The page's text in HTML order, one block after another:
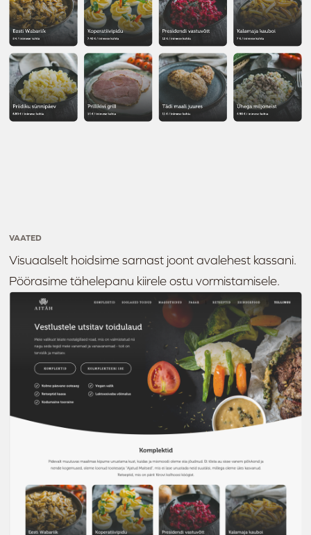
VAATED
Visuaalselt hoidsime sarnast joont avalehest kassani.
Pöörasime tähelepanu kiirele ostu vormistamisele.